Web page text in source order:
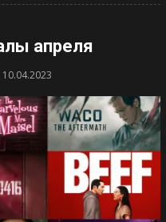
апреля
10.04.2023